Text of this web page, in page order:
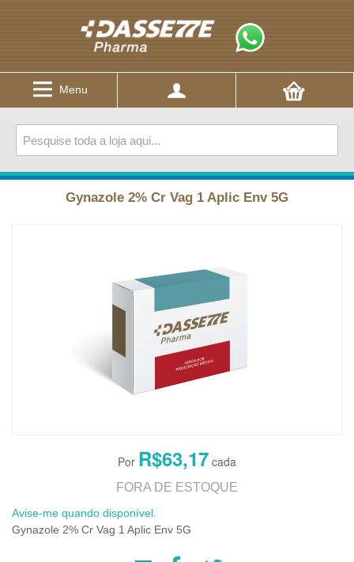
Menu
Gynazole 2% Cr Vag 1 Aplic Env 5G
R$63,17
FORA DE ESTOQUE
Avise-me quando disponível.
Gynazole 2% Cr Vag 1 Aplic Env 5G